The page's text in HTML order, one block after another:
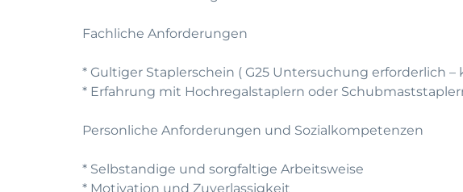
Fachliche Anforderungen
* Gultiger Staplerschein ( G25 Untersuchung erforderlich
* Erfahrung mit Hochregalstaplern oder
Personliche Anforderungen und Sozialkompetenzen
* Selbstandige und sorgfaltige Arbeitsweise
* Motivation und Zuverlassigkeit